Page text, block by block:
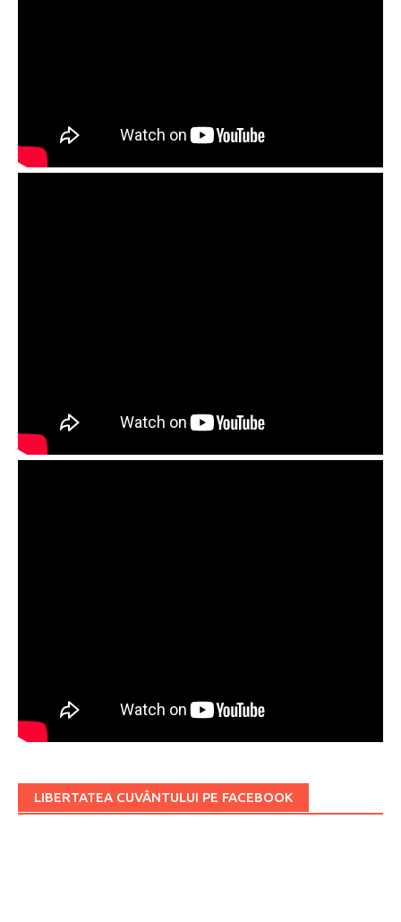
LIBERTATEA CUVÂNTULUI PE FACEBOOK